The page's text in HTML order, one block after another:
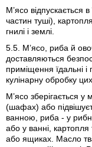
М’ясо відпускається в
частин туші),
гнилі і землі.
5.5. М’ясо, риба й
доставляються
приміщення їдальні
кулінарну обробку цих
М’ясо зберігається
(шафах) або
ванною, риба - у
або у ванні,
або ящиках. Масло